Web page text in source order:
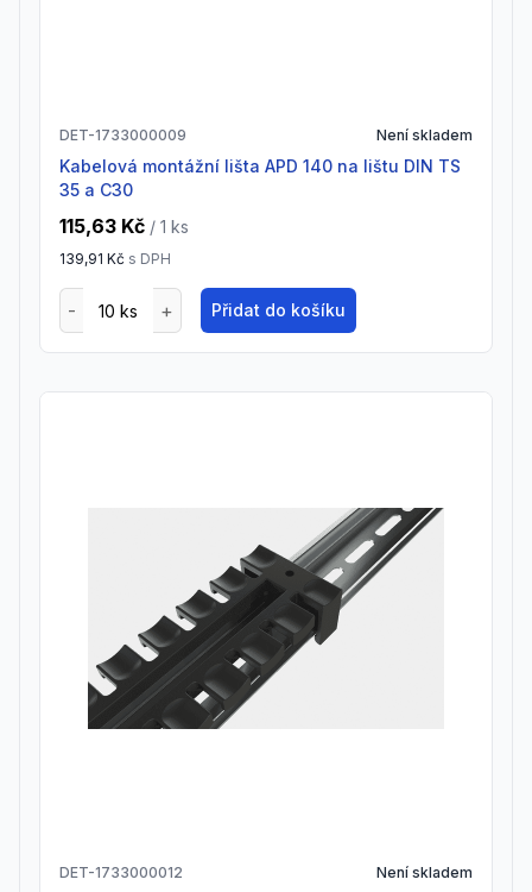
DET-1733000009 Není skladem
Kabelová montážní lišta APD 140 na lištu DIN TS
35 a C30
115,63 Kč / 1 ks
139,91 Kč s DPH
Přidat do košíku
DET-1733000012 Není skladem